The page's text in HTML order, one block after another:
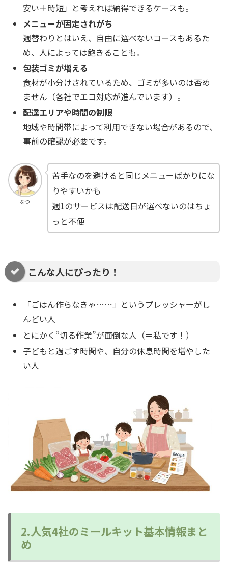
安い＋時短」と考えれば納得できるケースも。
メニューが固定されがち
週替わりとはいえ、自由に選べないコースもあるた
め、人によっては飽きることも。
包装ゴミが増える
食材が小分けされているため、ゴミが多いのは否め
ません（各社でエコ対応が進んでいます）。
配達エリアや時間の制限
地域や時間帯によって利用できない場合があるので、
事前の確認が必要です。
なつ
苦手なのを避けると同じメニューばかりにな
りやすいかも
週1のサービスは配送日が選べないのはちょ
っと不便
こんな人にぴったり！
「ごはん作らなきゃ…⋯」というプレッシャーがし
んどい人
とにかく“切る作業”が面倒な人（＝私です！）
子どもと過ごす時間や、自分の休息時間を増やした
い人
2.人気4社のミールキット基本情報まと
め